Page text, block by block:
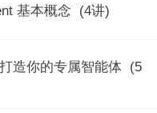
基本概念 (4讲)
的发展阶段
造你的专属智能体 (5